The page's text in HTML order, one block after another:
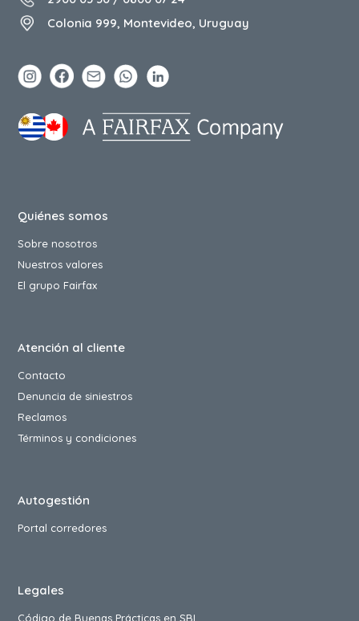
Colonia 999, Montevideo, Uruguay
Quiénes somos
Sobre nosotros
Nuestros valores
El grupo Fairfax
Atención al cliente
Contacto
Denuncia de siniestros
Reclamos
Términos y condiciones
Autogestión
Portal corredores
Legales
Código de Buenas Prácticas en SBI